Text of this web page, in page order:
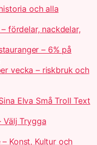
och alla
fördelar, nackdelar,
– 6% på
vecka – riskbruk och
Elva Små Troll Text
Välj Trygga
Konst, Kultur och